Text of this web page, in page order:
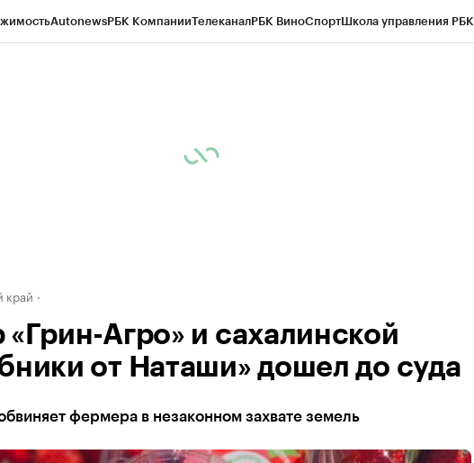
AutonewsРБК КомпанииТелеканалРБК ВиноСпортШкола управления РБК
край
«Грин-Агро» и сахалинской
от Наташи» дошел до суда
фермера в незаконном захвате земель